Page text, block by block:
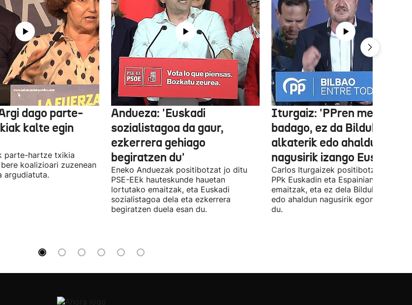
dago parte-
kalte egin
parte-hartze txikia
koalizioari zuzenean
argudiatuta.
Andueza: 'Euskadi
sozialistagoa da gaur,
ezkerrera gehiago
begiratzen du'
Eneko Anduezak positibotzat jo ditu
PSE-EEk hauteskunde hauetan
lortutako emaitzak, eta Euskadi
sozialistagoa dela eta ezkerrera
begiratzen duela esan du.
Iturgaiz: 'PPren menpe
badago, ez da Bilduko
alkaterik edo ahaldun
nagusirik izango Euskadin'
Carlos Iturgaizek positibotzat jo ditu
PPk Euskadin eta Espainian lortutako
emaitzak, eta ez dela Bilduko
edo ahaldun nagusirik egongo
du.